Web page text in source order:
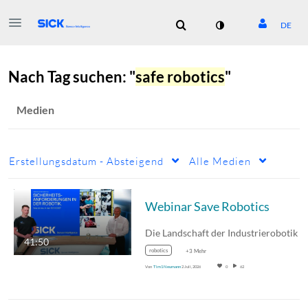
DE
Nach Tag suchen: "safe robotics"
Erstellungsdatum - Absteigend Alle Medien
41:50
Webinar Save Robotics
robotics +3 Mehr
Von Tim1 Neumann2 Juli, 2026 0 62